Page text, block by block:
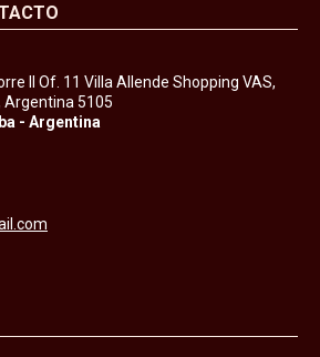
II Of. 11 Villa Allende Shopping VAS,
Argentina 5105
- Argentina